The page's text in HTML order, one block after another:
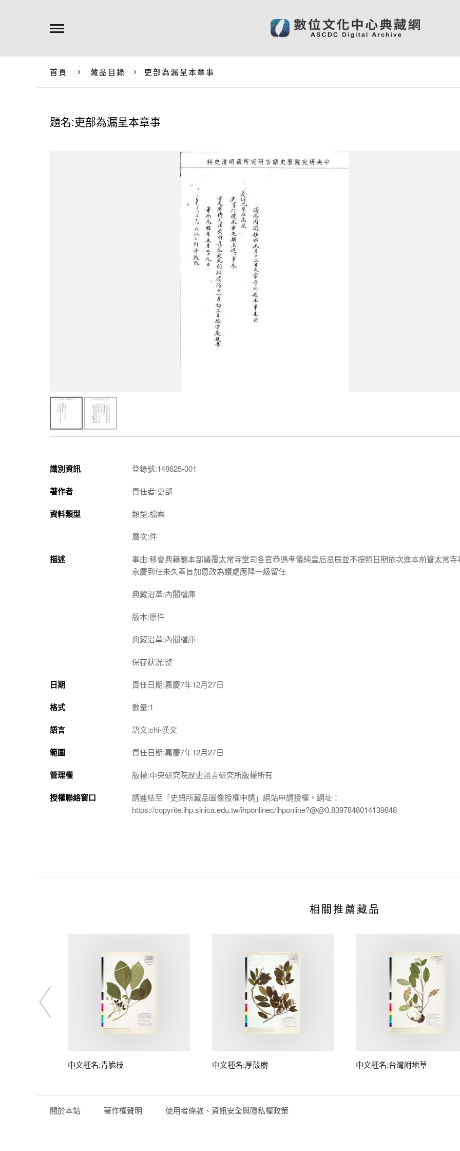
首頁 藏品目錄 吏部為漏呈本章事
題名:吏部為漏呈本章事
識別資訊 登錄號:148625-001
著作者 責任者:吏部
資料類型 類型:檔案
層次:件
描述
事由:移會典籍廳本部議覆太常寺堂司各官恭遇孝儀純皇后忌辰並不按照日期依次進本前管太常寺
永慶到任未久奉旨加恩改為議處應降一級留任
典藏沿革:內閣檔庫
版本:原件
典藏沿革:內閣檔庫
保存狀況:整
日期 責任日期:嘉慶7年12月27日
格式 數量:1
語言 語文:chi-漢文
範圍 責任日期:嘉慶7年12月27日
管理權 版權:中央研究院歷史語言研究所版權所有
授權聯絡窗口
請連結至「史語所藏品圖像授權申請」網站申請授權，網址：
https://copyrite.ihp.sinica.edu.tw/ihponlinec/ihponline?@@0.8397848014139848
相關推薦藏品
中文種名:青脆枝 中文種名:厚殼樹 中文種名:台灣附地草
關於本站 著作權聲明 使用者條款、資訊安全與隱私權政策